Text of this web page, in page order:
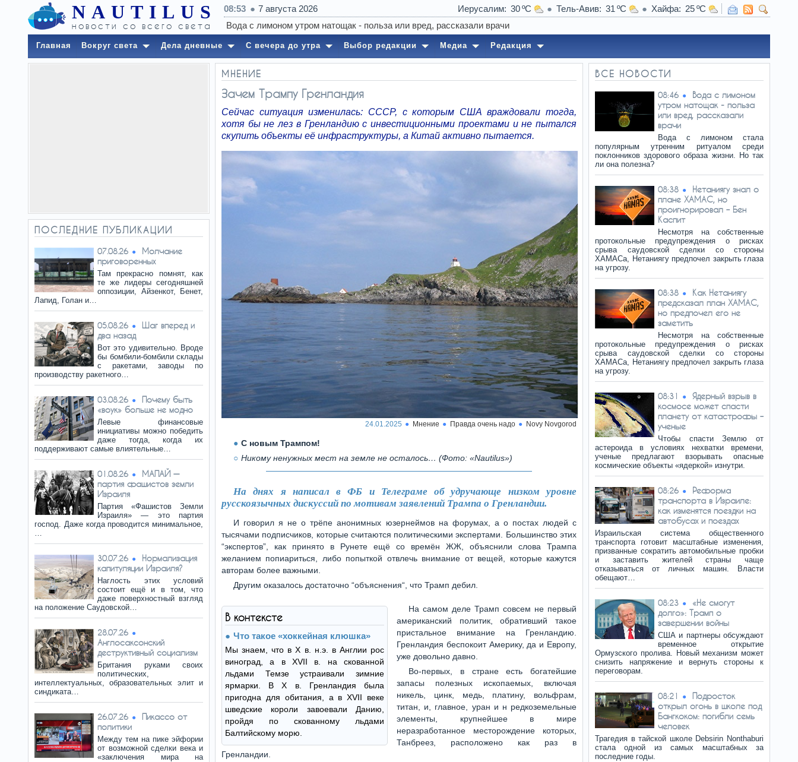
NAUTILUS
новости со всего света
08:53 7 августа 2026 Иерусалим 30 Тель-Авив 31 Хайфа
25
Главная Вокруг света Дела дневные С вечера до утра Выбор редакции Медиа Редакция
ПОСЛЕДНИЕ ПУБЛИКАЦИИ
07.08.26
Молчание
приговоренных
Там прекрасно помнят, как
те же лидеры сегодняшней
оппозиции, Айзенкот, Бенет,
Лапид, Голан и…
05.08.26
Шаг вперед и
два назад
Вот это удивительно. Вроде
бы бомбили-бомбили склады
с ракетами, заводы по
производству ракетного…
03.08.26
Почему быть
«воук» больше не модно
Левые финансовые
инициативы можно победить
даже тогда, когда их
поддерживают самые влиятельные…
01.08.26
МАПАЙ —
партия фашистов земли
Израиля
Партия «Фашистов Земли
Израиля» — это партия
господ. Даже когда проводится минимальное,
…
30.07.26
Нормализация
капитуляции Израиля?
Наглость этих условий
состоит ещё и в том, что
даже поверхностный взгляд
на положение Саудовской…
28.07.26
Англосаксонский
деструктивный социализм
Британия руками своих
политических,
интеллектуальных, образовательных элит и
синдиката…
26.07.26
Пикассо от
политики
Между тем на пике эйфории
от возможной сделки века и
«заключения мира на
МНЕНИЕ
Зачем Трампу Гренландия
Сейчас ситуация изменилась: СССР, с которым США враждовали тогда,
хотя бы не лез в Гренландию с инвестиционными проектами и не пытался
скупить объекты её инфраструктуры, а Китай активно пытается.
24.01.2025 Мнение Правда очень надо Novy Novgorod
С новым Трампом!
Никому ненужных мест на земле не осталось… (Фото: «Nautilus»)
На днях я написал в ФБ и Телеграме об удручающе низком уровне
русскоязычных дискуссий по мотивам заявлений Трампа о Гренландии.
И говорил я не о трёпе анонимных юзернеймов на форумах, а о постах людей с
тысячами подписчиков, которые считаются политическими экспертами. Большинство этих
“экспертов”, как принято в Рунете ещё со времён ЖЖ, объяснили слова Трампа
желанием попиариться, либо попыткой отвлечь внимание от вещей, которые кажутся
авторам более важными.
Другим оказалось достаточно “объяснения“, что Трамп дебил.
В контексте
Что такое «хоккейная клюшка»
Мы знаем, что в X в. н.э. в Англии рос
виноград, а в XVII в. на скованной
льдами Темзе устраивали зимние
ярмарки. В X в. Гренландия была
пригодна для обитания, а в XVII веке
шведские короли завоевали Данию,
пройдя по скованному льдами
Балтийскому морю.
На самом деле Трамп совсем не первый
американский политик, обративший такое
пристальное внимание на Гренландию.
Гренландия беспокоит Америку, да и Европу,
уже довольно давно.
Во-первых, в стране есть богатейшие
запасы полезных ископаемых, включая
никель, цинк, медь, платину, вольфрам,
титан, и, главное, уран и н редкоземельные
элементы, крупнейшее в мире
неразработанное месторождение которых,
Танбреез, расположено как раз в
Гренландии.
ВСЕ НОВОСТИ
08:46
Вода с лимоном
утром натощак - польза
или вред, рассказали
врачи
Вода с лимоном стала
популярным утренним ритуалом среди
поклонников здорового образа жизни. Но так
ли она полезна?
08:38
Нетаниягу знал о
плане ХАМАС, но
проигнорировал – Бен
Каспит
Несмотря на собственные
протокольные предупреждения о рисках
срыва саудовской сделки со стороны
ХАМАСа, Нетаниягу предпочел закрыть глаза
на угрозу.
08:38
Как Нетаниягу
предсказал план ХАМАС,
но предпочел его не
заметить
Несмотря на собственные
протокольные предупреждения о рисках
срыва саудовской сделки со стороны
ХАМАСа, Нетаниягу предпочел закрыть глаза
на угрозу.
08:31
Ядерный взрыв в
космосе может спасти
планету от катастрофы –
ученые
Чтобы спасти Землю от
астероида в условиях нехватки времени,
ученые предлагают взорывать опасные
космические объекты «ядеркой» изнутри.
08:26
Реформа
транспорта в Израиле:
как изменятся поездки на
автобусах и поездах
Израильская система общественного
транспорта готовит масштабные изменения,
призванные сократить автомобильные пробки
и заставить жителей страны чаще
отказываться от личных машин. Власти
обещают…
08:23
«Не смогут
долго»: Трамп о
завершении войны
США и партнеры обсуждают
временное открытие
Ормузского пролива. Новый механизм может
снизить напряжение и вернуть стороны к
переговорам.
08:21
Подросток
открыл огонь в школе под
Бангкоком: погибли семь
человек
Трагедия в тайской школе Debsirin Nonthaburi
стала одной из самых масштабных за
последние годы.